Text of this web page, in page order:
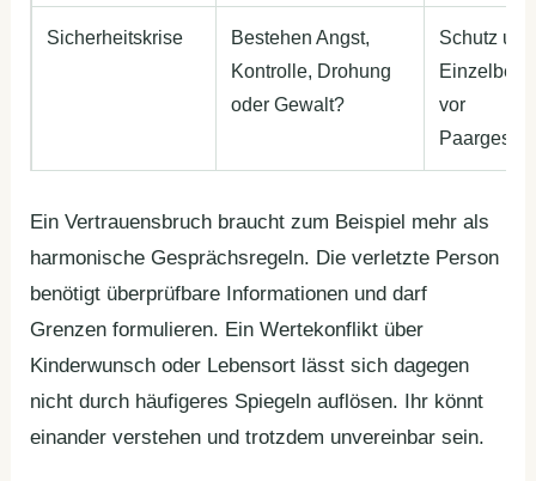
Sicherheitskrise
Bestehen Angst,
Kontrolle, Drohung
oder Gewalt?
Schutz und
vor
Ein Vertrauensbruch braucht zum Beispiel mehr als
harmonische Gesprächsregeln. Die verletzte Person
benötigt überprüfbare Informationen und darf
Grenzen formulieren. Ein Wertekonflikt über
Kinderwunsch oder Lebensort lässt sich dagegen
nicht durch häufigeres Spiegeln auflösen. Ihr könnt
einander verstehen und trotzdem unvereinbar sein.